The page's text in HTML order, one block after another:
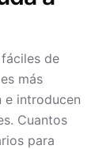
de
más
e introducen
Cuantos
para